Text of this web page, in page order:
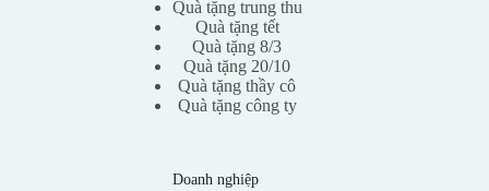
Quà tặng trung thu
Quà tặng tết
Quà tặng 8/3
Quà tặng 20/10
Quà tặng thầy cô
Quà tặng công ty
Doanh nghiệp